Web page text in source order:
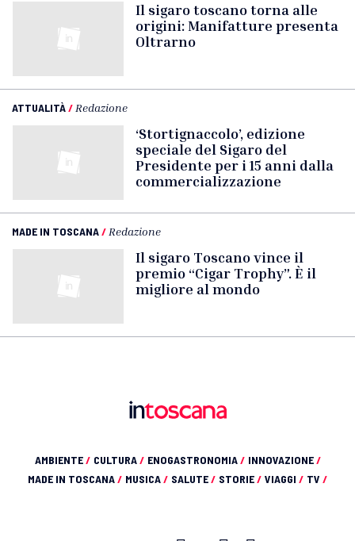
Il sigaro toscano torna alle
origini: Manifatture presenta
Oltrarno
ATTUALITÀ/ Redazione
‘Stortignaccolo’, edizione
speciale del Sigaro del
Presidente per i 15 anni dalla
commercializzazione
MADE IN TOSCANA/ Redazione
Il sigaro Toscano vince il
premio “Cigar Trophy”. È il
migliore al mondo
AMBIENTE/ CULTURA/ ENOGASTRONOMIA/ INNOVAZIONE/
MADE IN TOSCANA/ MUSICA/ SALUTE/ STORIE/ VIAGGI / TV /